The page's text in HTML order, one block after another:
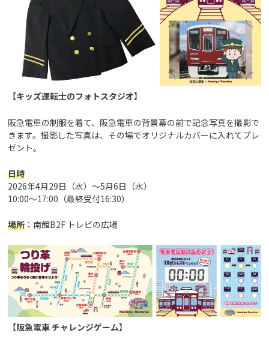
【キッズ運転士のフォトスタジオ】
阪急電車の制服を着て、阪急電車の背景幕の前で記念写真を撮影で
きます。撮影した写真は、その場でオリジナルカバーに入れてプレ
ゼント。
日時
2026年4月29日（水）～5月6日（水）
10:00～17:00（最終受付16:30）
場所 ：南館B2F トレビの広場
【阪急電車 チャレンジゲーム】